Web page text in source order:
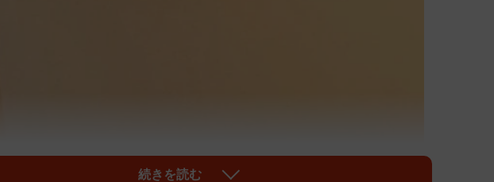
続きを読む